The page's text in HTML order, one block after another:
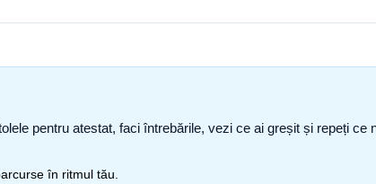
pentru atestat, faci întrebările, vezi ce ai greșit și repeți
în ritmul tău.